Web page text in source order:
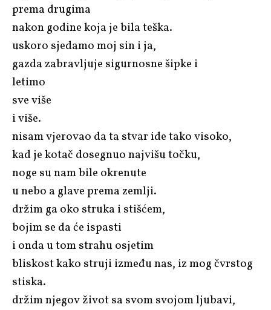
prema drugima
nakon godine koja je bila teška.
uskoro sjedamo moj sin i ja,
gazda zabravljuje sigurnosne šipke i
letimo
sve više
i više.
nisam vjerovao da ta stvar ide tako visoko,
kad je kotač dosegnuo najvišu točku,
noge su nam bile okrenute
u nebo a glave prema zemlji.
držim ga oko struka i stišćem,
bojim se da će ispasti
i onda u tom strahu osjetim
bliskost kako struji između nas, iz mog čvrstog
stiska.
držim njegov život sa svom svojom ljubavi,